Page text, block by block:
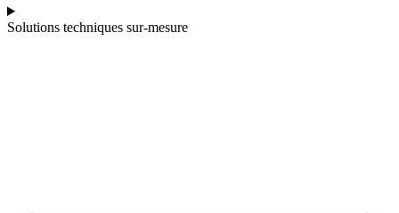
Solutions techniques sur-mesure